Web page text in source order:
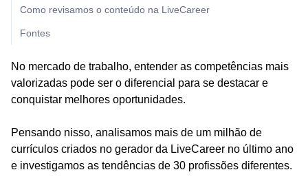
Como revisamos o conteúdo na LiveCareer
Fontes
No mercado de trabalho, entender as competências mais
valorizadas pode ser o diferencial para se destacar e
conquistar melhores oportunidades.
Pensando nisso, analisamos mais de um milhão de
currículos criados no gerador da LiveCareer no último ano
e investigamos as tendências de 30 profissões diferentes.